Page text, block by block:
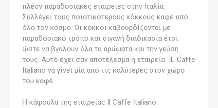
πλέον παραδοσιακές εταιρείες στην Ιταλία.
Συλλέγει τους ποιοτικότερους κόκκους καφέ από
όλο τον κόσμο. Οι κόκκοι καβουρδίζονται με
παραδοσιακό τρόπο και σιγανή διαδικασία έτσι
ώστε να βγάλουν όλα τα αρώματα και την γεύση
τους. Αυτό έχει σαν αποτέλεσμα η εταιρεία IL Caffe
Italiano να γίνει μία από τις καλύτερες στον χώρο
του καφέ.
Η κάψουλα της εταιρείας Il Caffe Italiano